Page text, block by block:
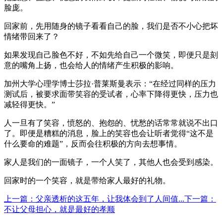
脸庞。
回家前，先用随身的镜子看看自己的脸，我们是否不小心把坏
情绪带回来了？
如果发现自己脸色不好，不如先给自己一个微笑，即便只是刻
意的嘴角上扬，也会给人的情绪产生积极的影响。
加州大学心理学博士莎拉·普莱斯曼表示：“在经过同样的压力
测试后，被要求面带笑容的受试者，心率下降得更快，压力也
减轻得更快。”
人一旦有了笑容，愤怒的、抱怨的、忧愁的话常常就说不出口
了。即便是糟糕的消息，脸上的笑容也会让听者觉得“这不是
什么要命的难题”，反而会往积极的方向去想事情。
家人是我们的一面镜子，一个人笑了，其他人也会受到感染。
回家时的一个笑容，就是带给家人最好的礼物。
上一篇：父亲透析的这五年，让我体会到了人间值...下一篇：
不让父母担心，就是最好的孝顺